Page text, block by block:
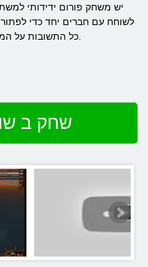
יש משחק פורום ידידותי
לשוחח עם חברים יחד כדי
שחק ב